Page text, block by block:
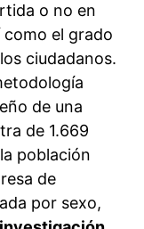
o no en
como el grado
ciudadanos.
de una
de 1.669
población
de
por sexo,